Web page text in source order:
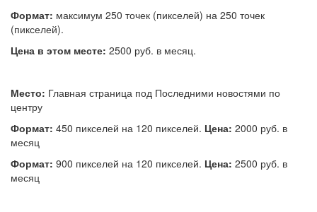
Формат: максимум 250 точек (пикселей) на 250 точек
(пикселей).
Цена в этом месте: 2500 руб. в месяц.
Место: Главная страница под Последними новостями по
центру
Формат: 450 пикселей на 120 пикселей. Цена: 2000 руб. в
месяц
Формат: 900 пикселей на 120 пикселей. Цена: 2500 руб. в
месяц